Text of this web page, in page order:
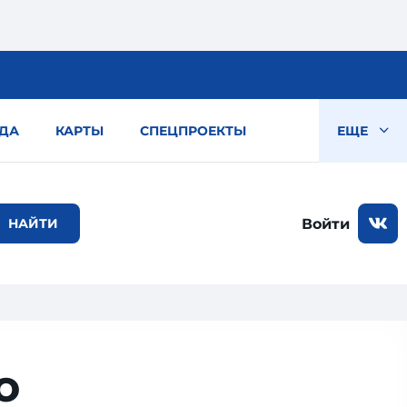
КАРТЫ СПЕЦПРОЕКТЫ ЕЩЕ
Войти